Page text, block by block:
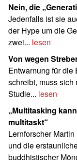
Nein, die
Jedenfalls ist sie
der Hype um die
zwei... lesen
Von wegen
Entwarnung für die
schreibt, muss
Studie... lesen
„Multitasking kann man nicht trainieren, indem man
multitaskt“
Lernforscher
und die
buddhistischer